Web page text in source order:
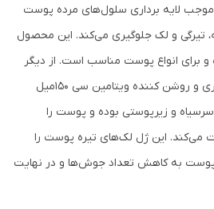
لایه برداری سلول‌های مرده پوست
تیرگی و لک جلوگیری می‌کند. این محصول
برای انواع پوست مناسب است. از دیگر
مزایای خرید ژل لایه بردار فوری و روشن کننده ویتامین سی 150میل
و زیرپوستی بوده و پوست را
می‌کند. این ژل لک‌های تیره پوست را
پوست به کاهش تعداد جوش‌ها و در نهایت